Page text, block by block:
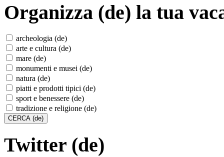
Organizza (de) la tua
archeologia (de)
arte e cultura (de)
mare (de)
monumenti e musei (de)
natura (de)
piatti e prodotti tipici (de)
sport e benessere (de)
tradizione e religione (de)
Twitter (de)